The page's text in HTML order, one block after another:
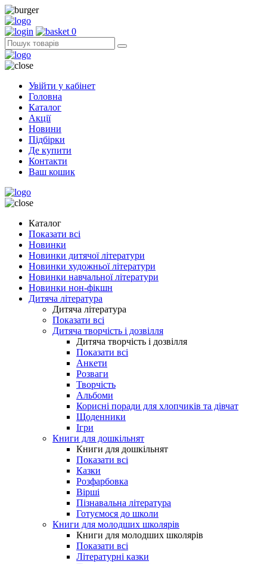
0
Увійти у кабінет
Головна
Каталог
Акції
Новини
Підбірки
Де купити
Контакти
Ваш кошик
Каталог
Показати всі
Новинки
Новинки дитячої літератури
Новинки художньої літератури
Новинки навчальної літератури
Новинки нон-фікшн
Дитяча література
Дитяча література
Показати всі
Дитяча творчість і дозвілля
Дитяча творчість і дозвілля
Показати всі
Анкети
Розваги
Творчість
Альбоми
Корисні поради для хлопчиків та дівчат
Щоденники
Ігри
Книги для дошкільнят
Книги для дошкільнят
Показати всі
Казки
Розфарбовка
Вірші
Пізнавальна література
Готуємося до школи
Книги для молодших школярів
Книги для молодших школярів
Показати всі
Літературні казки